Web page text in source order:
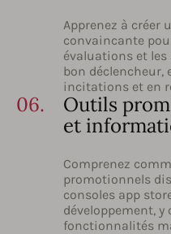
Apprenez à créer
convaincante
évaluations et
bon déclencheur,
incitations et en
06.
Outils
et
Comprenez
promotionnels
consoles app
développement,
fonctionnalités